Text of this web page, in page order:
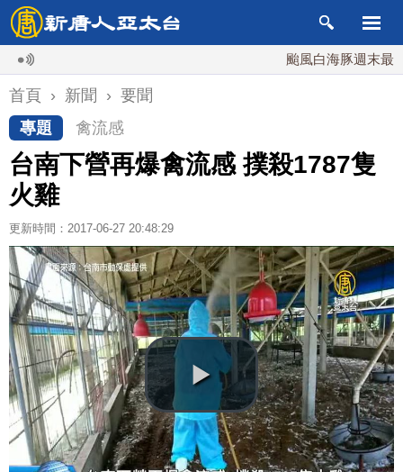
颱風白海豚週末最接近
首頁 › 新聞 › 要聞
專題
禽流感
台南下營再爆禽流感 撲殺1787隻
火雞
更新時間：2017-06-27 20:48:29